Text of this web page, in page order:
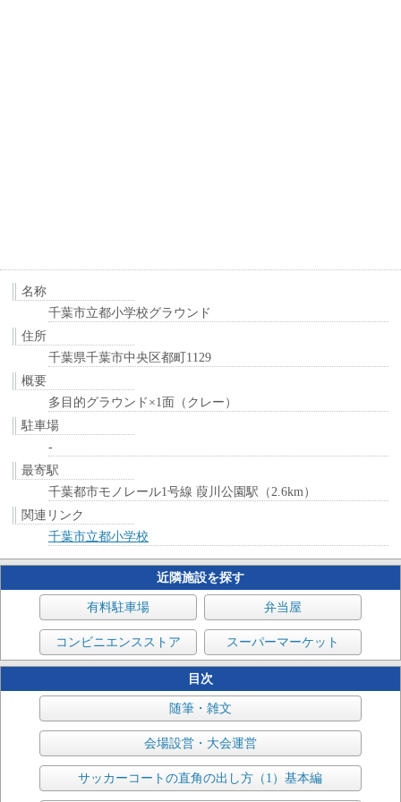
名称
千葉市立都小学校グラウンド
住所
千葉県千葉市中央区都町1129
概要
多目的グラウンド×1面（クレー）
駐車場
-
最寄駅
千葉都市モノレール1号線 葭川公園駅（2.6km）
関連リンク
千葉市立都小学校
近隣施設を探す
有料駐車場 弁当屋
コンビニエンスストア スーパーマーケット
目次
随筆・雑文
会場設営・大会運営
サッカーコートの直角の出し方（1）基本編